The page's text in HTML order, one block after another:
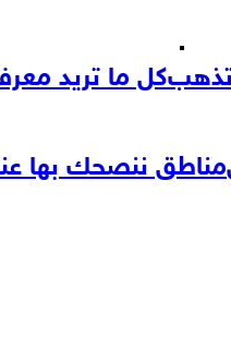
تذهبكل ما تريد
مناطق ننصحك بها